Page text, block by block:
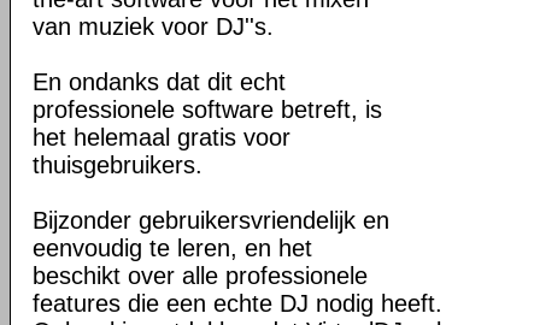
van muziek voor DJ''s.
En ondanks dat dit echt
professionele software betreft, is
het helemaal gratis voor
thuisgebruikers.
Bijzonder gebruikersvriendelijk en
eenvoudig te leren, en het
beschikt over alle professionele
features die een echte DJ nodig heeft.